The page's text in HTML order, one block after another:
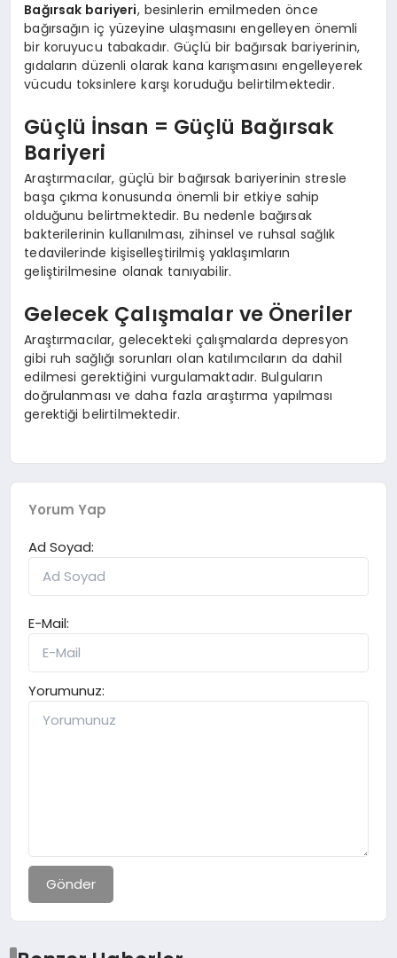
Bağırsak bariyeri, besinlerin emilmeden önce
bağırsağın iç yüzeyine ulaşmasını engelleyen önemli
bir koruyucu tabakadır. Güçlü bir bağırsak bariyerinin,
gıdaların düzenli olarak kana karışmasını engelleyerek
vücudu toksinlere karşı koruduğu belirtilmektedir.
Güçlü İnsan = Güçlü Bağırsak
Bariyeri
Araştırmacılar, güçlü bir bağırsak bariyerinin stresle
başa çıkma konusunda önemli bir etkiye sahip
olduğunu belirtmektedir. Bu nedenle bağırsak
bakterilerinin kullanılması, zihinsel ve ruhsal sağlık
tedavilerinde kişiselleştirilmiş yaklaşımların
geliştirilmesine olanak tanıyabilir.
Gelecek Çalışmalar ve Öneriler
Araştırmacılar, gelecekteki çalışmalarda depresyon
gibi ruh sağlığı sorunları olan katılımcıların da dahil
edilmesi gerektiğini vurgulamaktadır. Bulguların
doğrulanması ve daha fazla araştırma yapılması
gerektiği belirtilmektedir.
Yorum Yap
Ad Soyad:
E-Mail:
Yorumunuz:
Gönder